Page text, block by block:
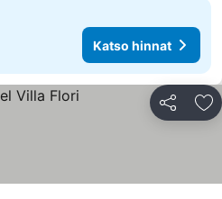
Katso hinnat
Jaa